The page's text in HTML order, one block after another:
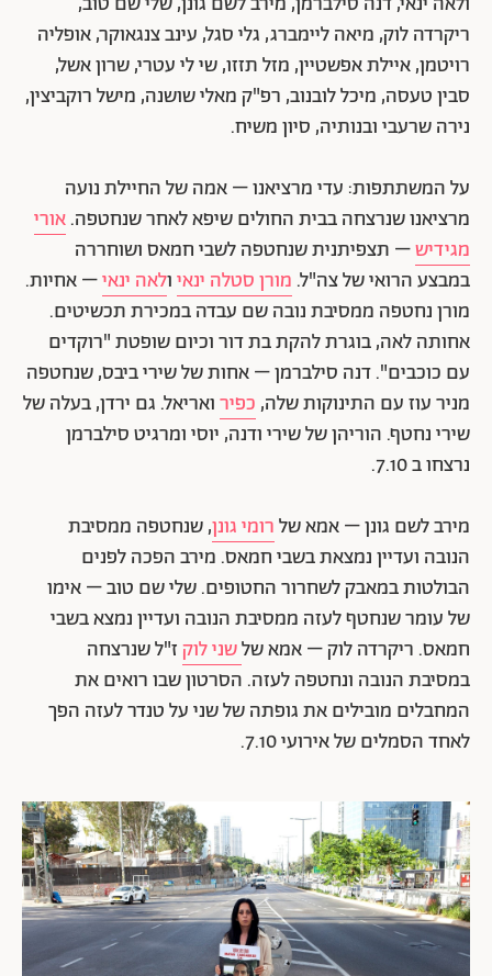
ריקרדה לוק, מיאה ליימברג, גלי סגל, עינב צנגאוקר, אופליה
רויטמן, איילת אפשטיין, מזל תזזו, שי לי עטרי, שרון אשל,
סבין טעסה, מיכל לובנוב, רפ"ק מאלי שושנה, מישל רוקביצין,
נירה שרעבי ובנותיה, סיון משיח.
על המשתתפות: עדי מרציאנו – אמה של החיילת נועה
מרציאנו שנרצחה בבית החולים שיפא לאחר שנחטפה.אורי
מגידיש– תצפיתנית שנחטפה לשבי חמאס ושוחררה
במבצע הרואי של צה"ל. מורן סטלה ינאיולאה ינאי– אחיות.
מורן נחטפה ממסיבת נובה שם עבדה במכירת תכשיטים.
אחותה לאה, בוגרת להקת בת דור וכיום שופטת "רוקדים
עם כוכבים". דנה סילברמן – אחות של שירי ביבס, שנחטפה
מניר עוז עם התינוקות שלה,כפירואריאל. גם ירדן, בעלה של
שירי נחטף. הוריהן של שירי ודנה, יוסי ומרגיט סילברמן
נרצחו ב 7.10.
מירב לשם גונן – אמא שלרומי גונן, שנחטפה ממסיבת
הנובה ועדיין נמצאת בשבי חמאס. מירב הפכה לפנים
הבולטות במאבק לשחרור החטופים. שלי שם טוב – אימו
של עומר שנחטף לעזה ממסיבת הנובה ועדיין נמצא בשבי
חמאס. ריקרדה לוק – אמא שלשני לוקז"ל שנרצחה
במסיבת הנובה ונחטפה לעזה. הסרטון שבו רואים את
המחבלים מובילים את גופתה של שני על טנדר לעזה הפך
לאחד הסמלים של אירועי 7.10.